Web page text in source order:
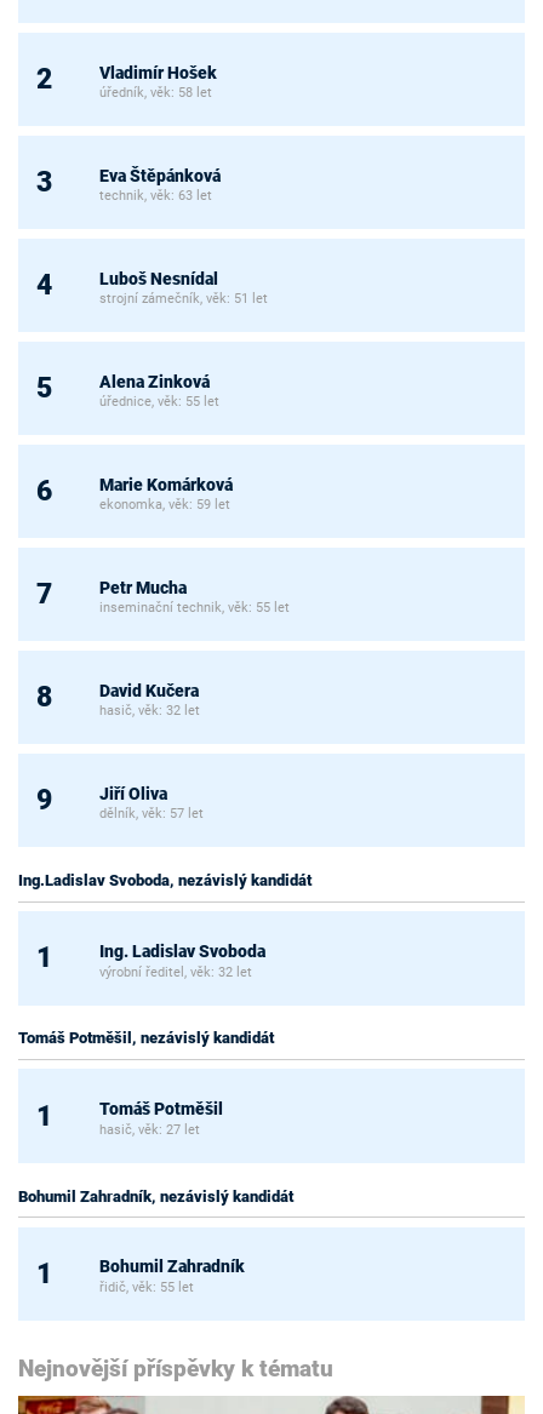
2 Vladimír Hošek
úředník, věk: 58 let
3 Eva Štěpánková
technik, věk: 63 let
4 Luboš Nesnídal
strojní zámečník, věk: 51 let
5 Alena Zinková
úřednice, věk: 55 let
6 Marie Komárková
ekonomka, věk: 59 let
7 Petr Mucha
inseminační technik, věk: 55 let
8 David Kučera
hasič, věk: 32 let
9 Jiří Oliva
dělník, věk: 57 let
Ing.Ladislav Svoboda, nezávislý kandidát
1 Ing. Ladislav Svoboda
výrobní ředitel, věk: 32 let
Tomáš Potměšil, nezávislý kandidát
1 Tomáš Potměšil
hasič, věk: 27 let
Bohumil Zahradník, nezávislý kandidát
1 Bohumil Zahradník
řidič, věk: 55 let
Nejnovější příspěvky k tématu